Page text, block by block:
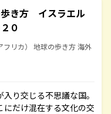
き方 イスラエル
０
フリカ） 地球の歩き方 海外
り交じる不思議な国。
だけ混在する文化の交